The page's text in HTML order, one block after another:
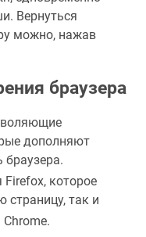
Вернуться
можно, нажав
браузера
дополняют
on new page
Firefox, которое
страницу, так и
on new page